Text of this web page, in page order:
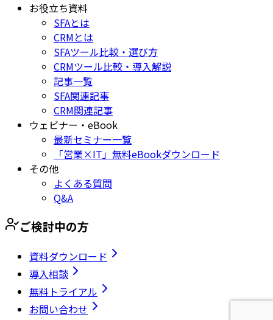
お役立ち資料
SFAとは
CRMとは
SFAツール比較・選び方
CRMツール比較・導入解説
記事一覧
SFA関連記事
CRM関連記事
ウェビナー・eBook
最新セミナー一覧
「営業×IT」無料eBookダウンロード
その他
よくある質問
Q&A
ご検討中の方
資料ダウンロード
導入相談
無料トライアル
お問い合わせ